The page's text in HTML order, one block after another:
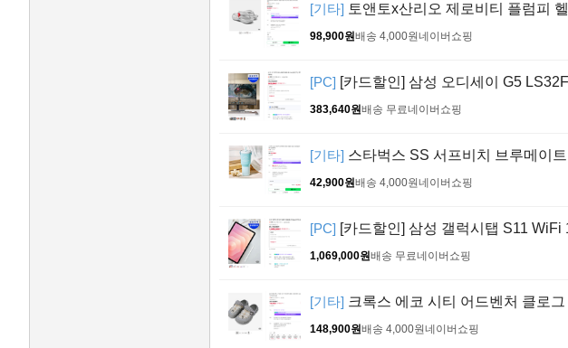
[기타] 토앤토x산리오 제로비티 플럼피
98,900원배송 4,000원네이버쇼핑
[PC] [카드할인] 삼성 오디세이 G5
383,640원배송 무료네이버쇼핑
[기타] 스타벅스 SS 서프비치 브루메이
42,900원배송 4,000원네이버쇼핑
[PC] [카드할인] 삼성 갤럭시탭 S11
1,069,000원배송 무료네이버쇼핑
[기타] 크록스 에코 시티 어드벤처 클로
148,900원배송 4,000원네이버쇼핑